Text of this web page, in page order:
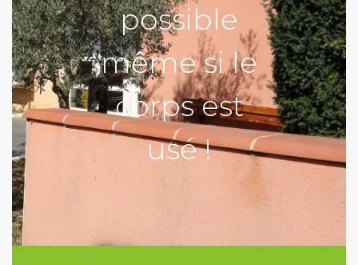
possible
même si le
corps est
usé !